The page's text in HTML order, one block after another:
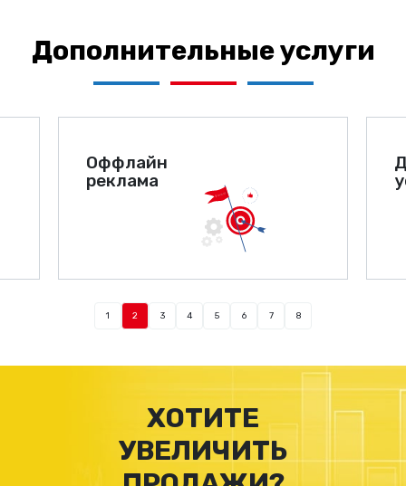
Дополнительные услуги
Оффлайн
реклама
1 2 3 4 5 6 7 8
ХОТИТЕ
УВЕЛИЧИТЬ